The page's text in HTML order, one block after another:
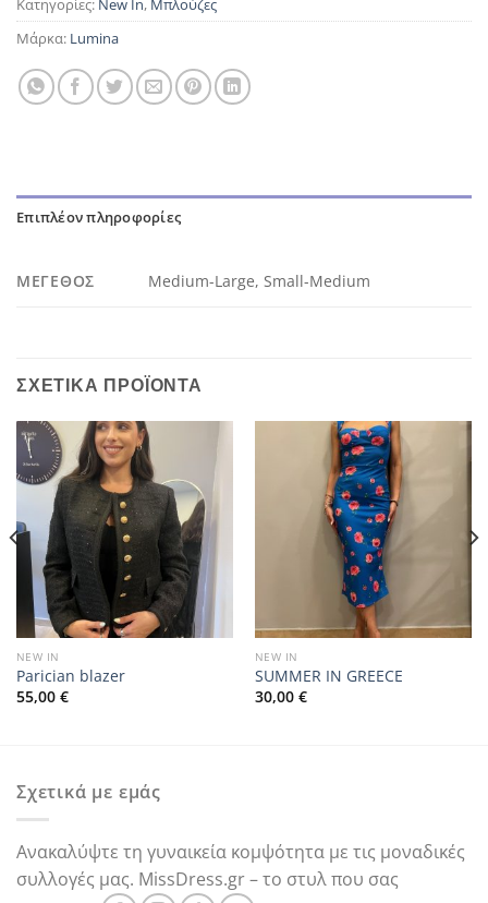
Κατηγορίες: New In, Μπλούζες
Μάρκα: Lumina
Επιπλέον πληροφορίες
ΜΈΓΕΘΟΣ Medium-Large, Small-Medium
ΣΧΕΤΙΚΆ ΠΡΟΪΌΝΤΑ
NEW IN
Parician blazer
55,00 €
NEW IN
SUMMER IN GREECE
30,00 €
Σχετικά με εμάς
Ανακαλύψτε τη γυναικεία κομψότητα με τις μοναδικές
συλλογές μας. MissDress.gr – το στυλ που σας